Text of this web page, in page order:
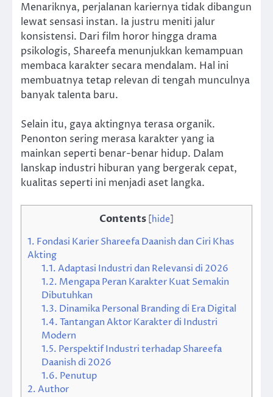
Menariknya, perjalanan kariernya tidak dibangun
lewat sensasi instan. Ia justru meniti jalur
konsistensi. Dari film horor hingga drama
psikologis, Shareefa menunjukkan kemampuan
membaca karakter secara mendalam. Hal ini
membuatnya tetap relevan di tengah munculnya
banyak talenta baru.
Selain itu, gaya aktingnya terasa organik.
Penonton sering merasa karakter yang ia
mainkan seperti benar-benar hidup. Dalam
lanskap industri hiburan yang bergerak cepat,
kualitas seperti ini menjadi aset langka.
Contents [hide]
1. Fondasi Karier Shareefa Daanish dan Ciri Khas
Akting
1.1.Adaptasi Industri dan Relevansi di 2026
1.2. Mengapa Peran Karakter Kuat Semakin
Dibutuhkan
1.3. Dinamika Personal Branding di Era Digital
1.4.Tantangan Aktor Karakter di Industri
Modern
1.5. Perspektif Industri terhadap Shareefa
Daanish di 2026
1.6. Penutup
2.Author